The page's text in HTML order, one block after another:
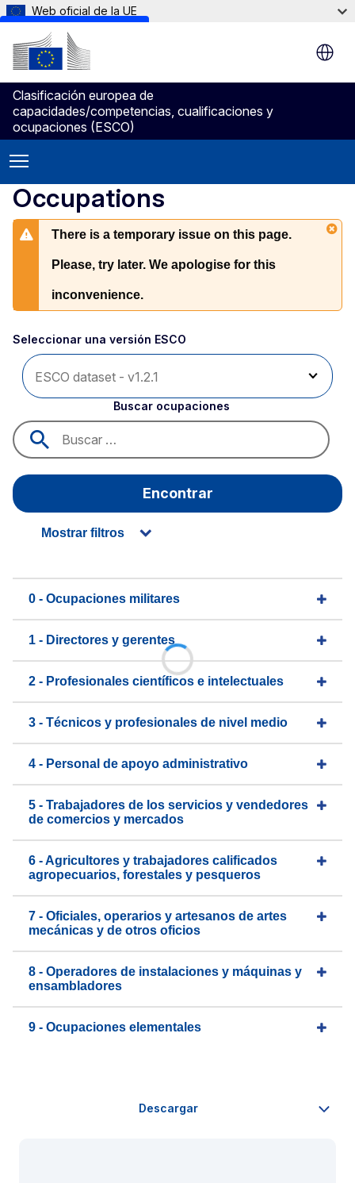
Skip to main content
Web oficial de la UE
Clasificación europea de
capacidades/competencias, cualificaciones y
ocupaciones (ESCO)
Occupations
There is a temporary issue on this page.
Please, try later. We apologise for this
inconvenience.
Seleccionar una versión ESCO
Buscar ocupaciones
Encontrar
Mostrar filtros
0 - Ocupaciones militares
1 - Directores y gerentes
2 - Profesionales científicos e intelectuales
3 - Técnicos y profesionales de nivel medio
4 - Personal de apoyo administrativo
5 - Trabajadores de los servicios y vendedores
de comercios y mercados
6 - Agricultores y trabajadores calificados
agropecuarios, forestales y pesqueros
7 - Oficiales, operarios y artesanos de artes
mecánicas y de otros oficios
8 - Operadores de instalaciones y máquinas y
ensambladores
9 - Ocupaciones elementales